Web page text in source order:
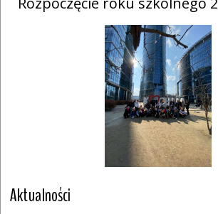
Aktualności